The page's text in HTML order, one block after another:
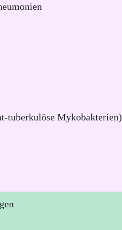
tuberkulöse Mykobakterien)